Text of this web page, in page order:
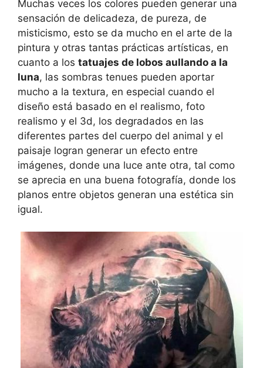
Muchas veces los colores pueden generar una
sensación de delicadeza, de pureza, de
misticismo, esto se da mucho en el arte de la
pintura y otras tantas prácticas artísticas, en
cuanto a los tatuajes de lobos aullando a la
luna, las sombras tenues pueden aportar
mucho a la textura, en especial cuando el
diseño está basado en el realismo, foto
realismo y el 3d, los degradados en las
diferentes partes del cuerpo del animal y el
paisaje logran generar un efecto entre
imágenes, donde una luce ante otra, tal como
se aprecia en una buena fotografía, donde los
planos entre objetos generan una estética sin
igual.